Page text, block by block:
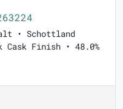
• Schottland
Finish • 48.0%